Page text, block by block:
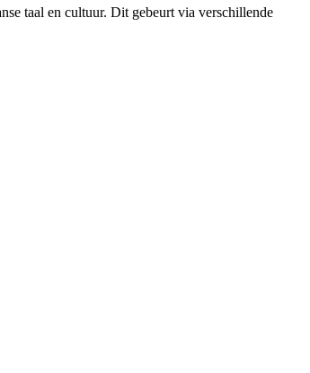
taal en cultuur. Dit gebeurt via verschillende